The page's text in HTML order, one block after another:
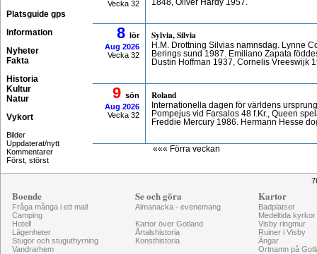
Platsguide gps
Information
Nyheter
Fakta
Historia
Kultur
Natur
Vykort
Bilder
Uppdaterat/nytt
Kommentarer
Först, störst
Vecka 32
1848, Oliver Hardy 1957.
8 lör
Aug 2026
Vecka 32
Sylvia, Silvia
H.M. Drottning Silvias namnsdag. Lynne
Berings sund 1987. Emiliano Zapata
Dustin Hoffman 1937, Cornelis Vreeswijk
9 sön
Aug 2026
Vecka 32
Roland
Internationella dagen för världens
Pompejus vid Farsalos 48 f.Kr., Queen
Freddie Mercury 1986. Hermann Hesse
««« Förra veckan
Boende
Fråga många i ett mail
Camping
Hotell
Lägenheter
Stugor och stuguthyrning
Vandrarhem
Se och göra
Almanacka - evenemang
Kartor över Gotland
Årtalshistoria
Konsthistoria
Kartor
Badplatser
Medeltida kyrkor
Visby ringmur
Ruiner i Visby
Ängar
Ortnamn på